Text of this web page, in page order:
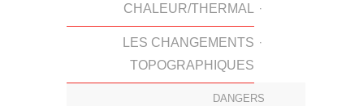
CHALEUR/THERMAL
LES CHANGEMENTS
TOPOGRAPHIQUES
DANGERS